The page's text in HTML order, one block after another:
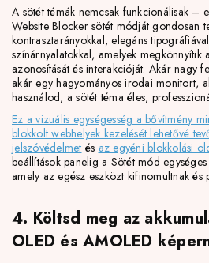
A sötét témák nemcsak funkcionálisak –
Website Blocker sötét módját gondosan
kontrasztarányokkal, elegáns
színárnyalatokkal, amelyek megkönnyítik
azonosítását és interakcióját. Akár nagy
akár egy hagyományos irodai monitort,
használod, a sötét téma éles,
Ez a vizuális egységesség a bővítmény
blokkolt webhelyek kezelését lehetővé
jelszóvédelmet és az egyéni blokkolási
beállítások panelig a Sötét mód
amely az egész eszközt kifinomultnak és
4. Költsd meg az
OLED és AMOLED